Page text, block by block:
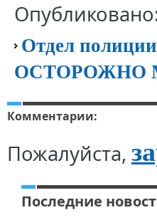
Отдел
ОСТОРОЖНО
Комментарии:
Пожалуйста,
Последние